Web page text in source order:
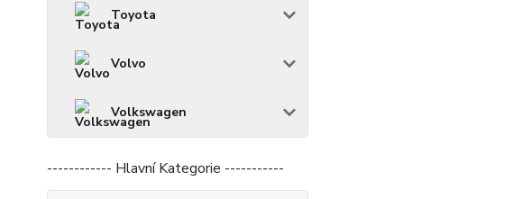
Toyota
Volvo
Volkswagen
------------ Hlavní Kategorie -----------